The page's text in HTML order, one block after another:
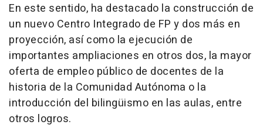
En este sentido, ha destacado la construcción de
un nuevo Centro Integrado de FP y dos más en
proyección, así como la ejecución de
importantes ampliaciones en otros dos, la mayor
oferta de empleo público de docentes de la
historia de la Comunidad Autónoma o la
introducción del bilingüismo en las aulas, entre
otros logros.